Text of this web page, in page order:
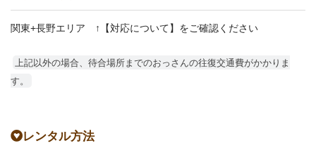
関東+長野エリア ↑【対応について】をご確認ください
上記以外の場合、待合場所までのおっさんの往復交通費がかかりま
す。
レンタル方法